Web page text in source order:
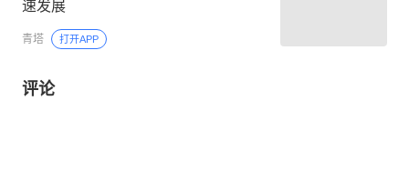
速发展
青塔 打开APP
评论